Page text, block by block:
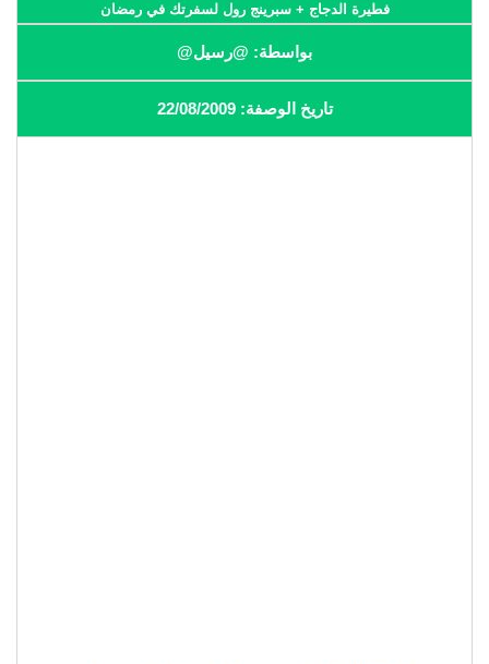
فطيرة الدجاج + سبرينج رول لسفرتك في رمضان
بواسطة: @رسيل@
تاريخ الوصفة: 22/08/2009